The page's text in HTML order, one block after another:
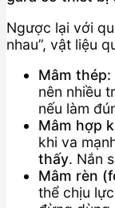
Ngược lại với
nhau”, vật liệu
Mâm thép:
nên nhiều
nếu làm
Mâm hợp
khi va
thấy. Nắn
Mâm rèn
thể chịu